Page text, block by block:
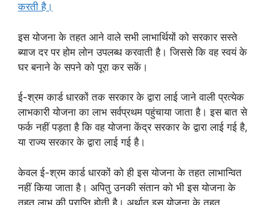
करती है।
इस योजना के तहत आने वाले सभी लाभार्थियों को सरकार सस्ते
ब्याज दर पर होम लोन उपलब्ध करवाती है। जिससे कि वह स्वयं के
घर बनाने के सपने को पूरा कर सकें।
ई-श्रम कार्ड धारकों तक सरकार के द्वारा लाई जाने वाली प्रत्येक
लाभकारी योजना का लाभ सर्वप्रथम पहुंचाया जाता है। इस बात से
फर्क नहीं पड़ता है कि वह योजना केंद्र सरकार के द्वारा लाई गई है,
या राज्य सरकार के द्वारा लाई गई है।
केवल ई-श्रम कार्ड धारकों को ही इस योजना के तहत लाभान्वित
नहीं किया जाता है। अपितु उनकी संतान को भी इस योजना के
तहत लाभ की प्राप्ति होती है। अर्थात इस योजना के तहत